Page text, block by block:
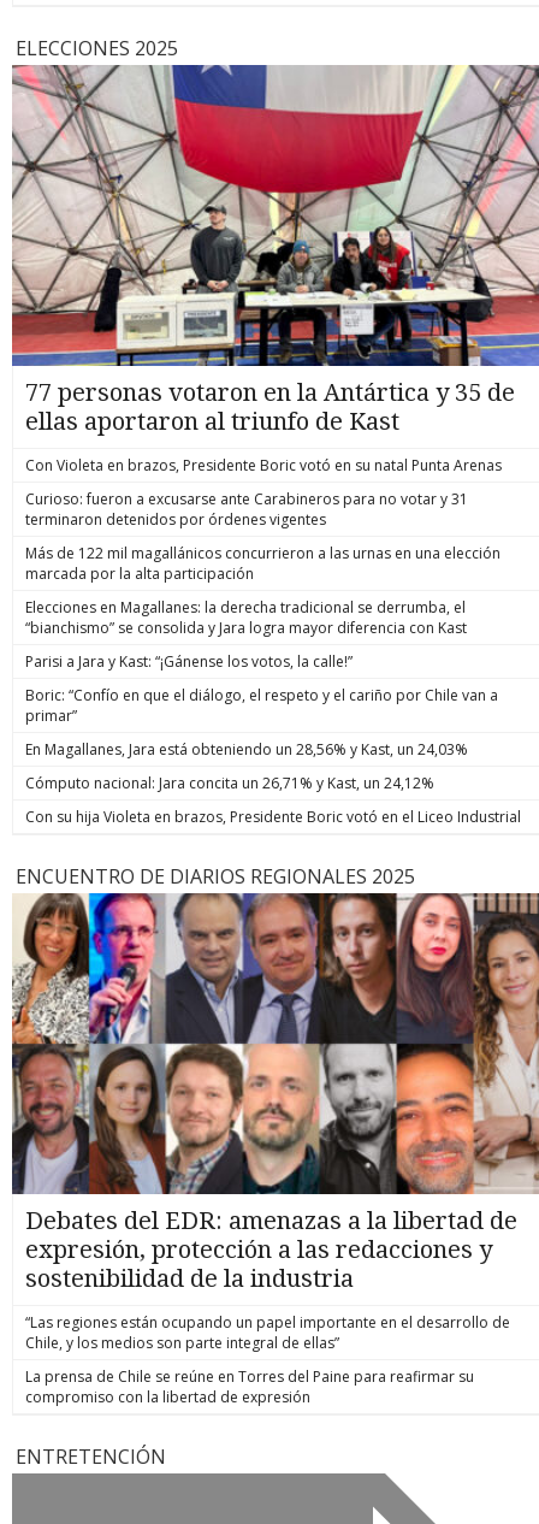
ELECCIONES 2025
77 personas votaron en la Antártica y 35 de
ellas aportaron al triunfo de Kast
Con Violeta en brazos, Presidente Boric votó en su natal Punta Arenas
Curioso: fueron a excusarse ante Carabineros para no votar y 31
terminaron detenidos por órdenes vigentes
Más de 122 mil magallánicos concurrieron a las urnas en una elección
marcada por la alta participación
Elecciones en Magallanes: la derecha tradicional se derrumba, el
“bianchismo” se consolida y Jara logra mayor diferencia con Kast
Parisi a Jara y Kast: “¡Gánense los votos, la calle!”
Boric: “Confío en que el diálogo, el respeto y el cariño por Chile van a
primar”
En Magallanes, Jara está obteniendo un 28,56% y Kast, un 24,03%
Cómputo nacional: Jara concita un 26,71% y Kast, un 24,12%
Con su hija Violeta en brazos, Presidente Boric votó en el Liceo Industrial
ENCUENTRO DE DIARIOS REGIONALES 2025
Debates del EDR: amenazas a la libertad de
expresión, protección a las redacciones y
sostenibilidad de la industria
“Las regiones están ocupando un papel importante en el desarrollo de
Chile, y los medios son parte integral de ellas”
La prensa de Chile se reúne en Torres del Paine para reafirmar su
compromiso con la libertad de expresión
ENTRETENCIÓN